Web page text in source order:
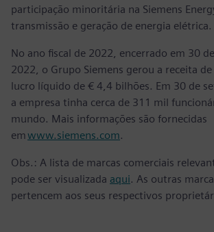
participação minoritária na Siemens
transmissão e geração de energia elétrica.
No ano fiscal de 2022, encerrado em 30
2022, o Grupo Siemens gerou a receita
lucro líquido de € 4,4 bilhões. Em 30 de
a empresa tinha cerca de 311 mil
mundo. Mais informações são fornecidas
emwww.siemens.com.
Obs.: A lista de marcas comerciais
pode ser visualizada aqui. As outras
pertencem aos seus respectivos